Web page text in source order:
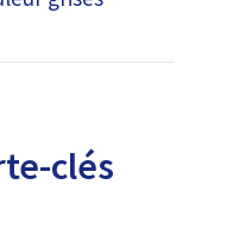
clés